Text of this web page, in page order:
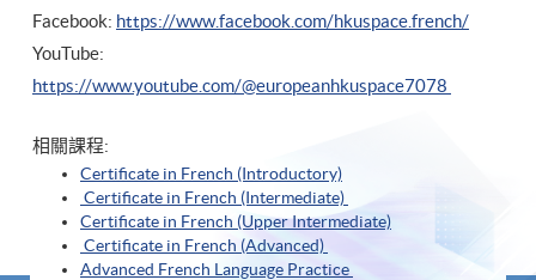
Facebook: https://www.facebook.com/hkuspace.french/
YouTube:
https://www.youtube.com/@europeanhkuspace7078
相關課程:
Certificate in French (Introductory)
Certificate in French (Intermediate)
Certificate in French (Upper Intermediate)
Certificate in French (Advanced)
Advanced French Language Practice